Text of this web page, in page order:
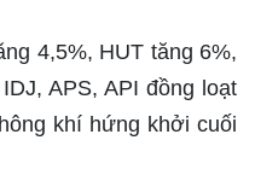
4,5%, HUT tăng 6%,
APS, API đồng loạt
khí hứng khởi cuối